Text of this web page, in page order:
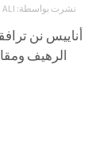
نشرت بواسطة: ALI
أناييس نن
الرهيف